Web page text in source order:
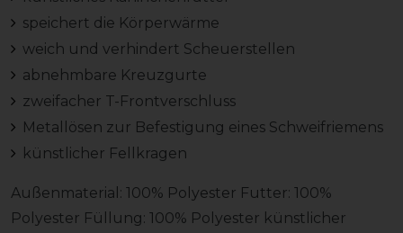
speichert die Körperwärme
weich und verhindert Scheuerstellen
abnehmbare Kreuzgurte
zweifacher T-Frontverschluss
Metallösen zur Befestigung eines Schweifriemens
künstlicher Fellkragen
Außenmaterial: 100% Polyester Futter: 100%
Polyester Füllung: 100% Polyester künstlicher